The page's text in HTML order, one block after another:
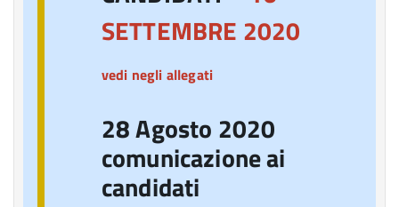
SETTEMBRE 2020
vedi negli allegati
28 Agosto 2020
comunicazione ai
candidati